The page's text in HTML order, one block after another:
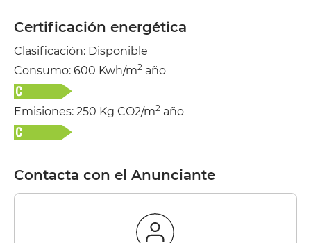
Certificación energética
Clasificación: Disponible
Consumo: 600 Kwh/m2 año
Emisiones: 250 Kg CO2/m2 año
Contacta con el Anunciante